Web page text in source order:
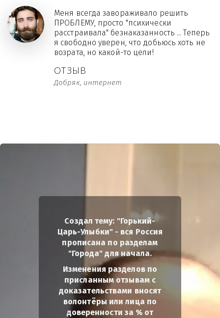
ОТЗЫВ
Добряк, интернет
Меня всегда завораживало решить
ПРОБЛЕМУ, просто "психически
расстраивала" безнаказанность ... Теперь
я свободно уверен, что добьюсь хоть не
возрата, но какой-то цели!
Создал тему: "Горький-
Царь-Улыбки" - вся Россия
прописана по разделам
"Города" для начала.
Изменения разделов по
присланным отзывам с
доказательствами вносят
волонтёры или лица по
доверенности за % от